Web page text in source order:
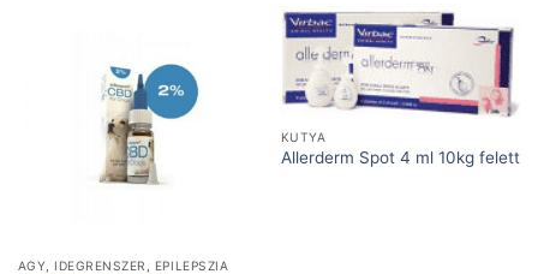
AGY, IDEGRENSZER, EPILEPSZIA
KUTYA
Allerderm Spot 4 ml 10kg felett